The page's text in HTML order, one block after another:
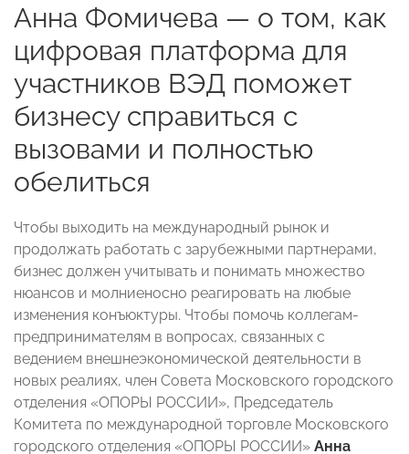
Анна Фомичева — о том, как
цифровая платформа для
участников ВЭД поможет
бизнесу справиться с
вызовами и полностью
обелиться
Чтобы выходить на международный рынок и
продолжать работать с зарубежными партнерами,
бизнес должен учитывать и понимать множество
нюансов и молниеносно реагировать на любые
изменения конъюктуры. Чтобы помочь коллегам-
предпринимателям в вопросах, связанных с
ведением внешнеэкономической деятельности в
новых реалиях, член Совета Московского городского
отделения «ОПОРЫ РОССИИ», Председатель
Комитета по международной торговле Московского
городского отделения «ОПОРЫ РОССИИ» Анна